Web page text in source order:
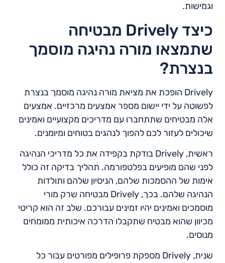
וגמישות.
כיצד Drively מבטיחה
שתמצאו מורה נהיגה מוסמך
בנצרת?
Drively הופכת את מציאת מורה נהיגה מוסמך בנצרת
לפשוטה על ידי יישום מספר אמצעים מרכזיים. אמצעים
אלה מבטיחים שתתחברו עם מדריכים מקצועיים ואמינים
שיכולים לעזור לכם להפוך לנהגים בטוחים ומיומנים.
ראשית, Drively בודקת בקפידה את כל מדריכי הנהיגה
לפני שהם מופיעים בפלטפורמה. תהליך בדיקה זה כולל
אימות של ההסמכות שלהם, הניסיון שלהם ותולדות
הנהיגה שלהם. בכך, Drively מבטיחה שרק מורי
מוסמכים ואמינים יהיו זמינים עבורכם. שלב זה הוא קריטי
מכיוון שהוא מבטיח שתקבלו הדרכה איכותית ממומחים
מנוסים.
שנית, Drively מספקת פרופילים מפורטים עבור כל